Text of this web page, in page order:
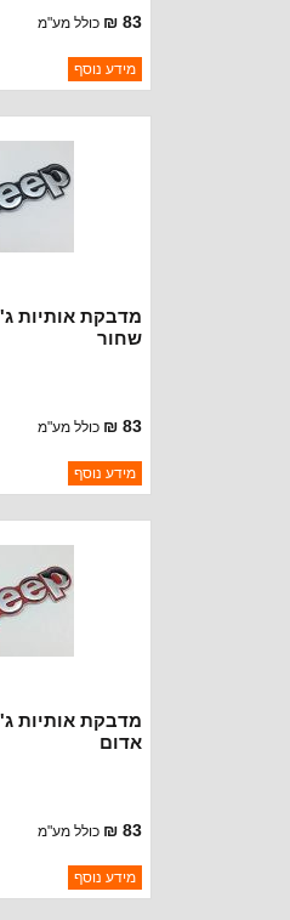
83 ₪ כולל מע"מ
ברקוד: BJ3443-BB
יצרן:OFFROAD
מידע נוסף
מדבקת אותיות
שחור
83 ₪ כולל מע"מ
ברקוד: BJ3443-SB
יצרן:OFFROAD
מידע נוסף
מדבקת אותיות
אדום
83 ₪ כולל מע"מ
ברקוד: BJ3443-RS
יצרן:OFFROAD
מידע נוסף